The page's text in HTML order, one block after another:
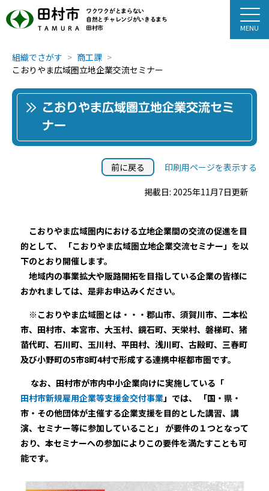
田村市
TAMURA
ワクワクがとまらない
自然とチャレンジがいきるまち
田村市
組織でさがす
商工課
こおりやま広域圏立地企業交流セミナー
こおりやま広域圏立地企業交流セミ
ナー
前に戻る 印刷用ページを表示する
掲載日: 2025年11月7日更新
こおりやま広域圏内における立地企業間の交流の促進を目
的として、 「こおりやま広域圏立地企業交流セミナー」を以
下のとおり開催します。
地域内の事業拡大や販路開拓を目指している企業の皆様に
おかれましては、是非お申込みください。
※こおりやま広域圏とは・・・郡山市、須賀川市、二本松
市、田村市、本宮市、大玉村、鏡石町、天栄村、磐梯町、猪
苗代町、石川町、玉川村、平田村、浅川町、古殿町、三春町
及び小野町の5市8町4村で形成する連携中枢都市圏です。
なお、田村市が市内中小企業向けに実施している「
田村市新規雇用企業等支援金交付事業」では、 「国・県・
市・その他団体が主催する企業支援を目的とした講習、 講
演、セミナー等に参加していること」 が要件の１つとなって
おり、本セミナーへの参加によりこの要件を満たすことも可
能です。